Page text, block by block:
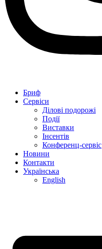
Бриф
Сервіси
Ділові подорожі
Події
Виставки
Інсентів
Конференц-сервіс
Новини
Контакти
Українська
English